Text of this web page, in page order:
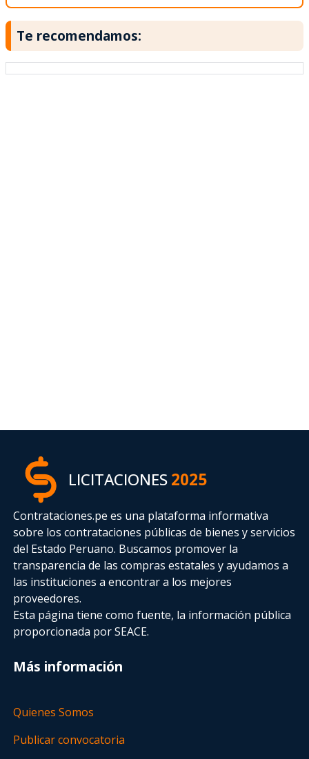
Te recomendamos:
LICITACIONES2025
Contrataciones.pe es una plataforma informativa
sobre los contrataciones públicas de bienes y servicios
del Estado Peruano. Buscamos promover la
transparencia de las compras estatalesy ayudamos a
las instituciones a encontrar a los mejores
proveedores.
Esta página tiene como fuente, la información pública
proporcionada por SEACE.
Más información
Quienes Somos
Publicar convocatoria